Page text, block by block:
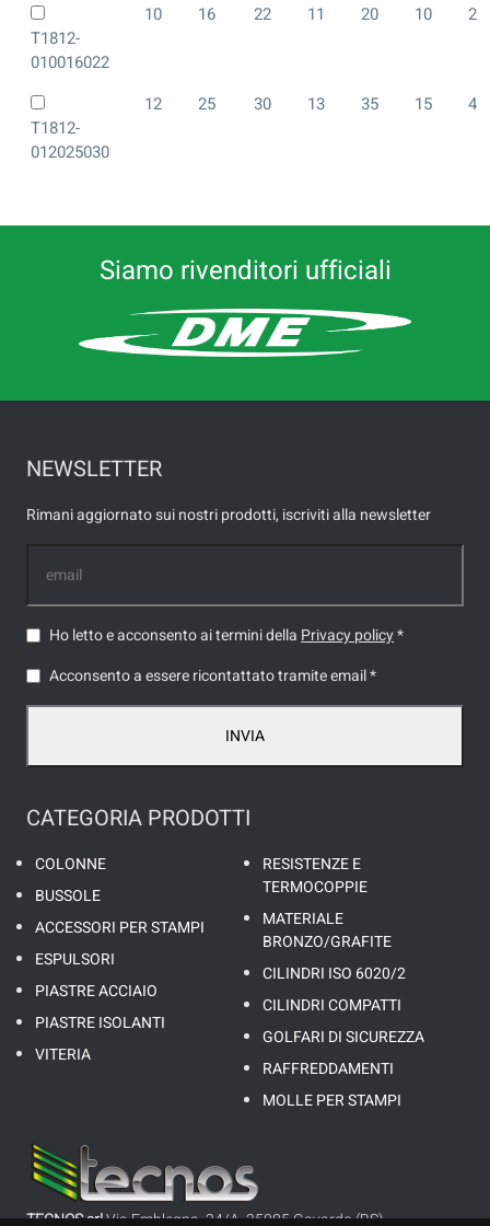
T1812-
010016022
10 16 22 11 20 10 28
T1812-
012025030
12 25 30 13 35 15 40
Siamo rivenditori ufficiali
TECNOS srlVia Emblegna, 34/A, 25085 Gavardo (BS)
CATEGORIA PRODOTTI
COLONNE
BUSSOLE
ACCESSORI PER STAMPI
ESPULSORI
PIASTRE ACCIAIO
PIASTRE ISOLANTI
VITERIA
RESISTENZE E
TERMOCOPPIE
MATERIALE
BRONZO/GRAFITE
CILINDRI ISO 6020/2
CILINDRI COMPATTI
GOLFARI DI SICUREZZA
RAFFREDDAMENTI
MOLLE PER STAMPI
NEWSLETTER
Rimani aggiornato sui nostri prodotti, iscriviti alla newsletter
Ho letto e acconsento ai termini della Privacy policy*
Acconsento a essere ricontattato tramite email *
INVIA